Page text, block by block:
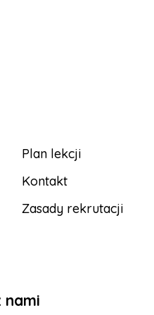
Plan lekcji
Kontakt
Zasady rekrutacji
nami